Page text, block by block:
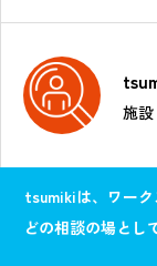
施
tsumikiは、ワー
どの相談の場とし